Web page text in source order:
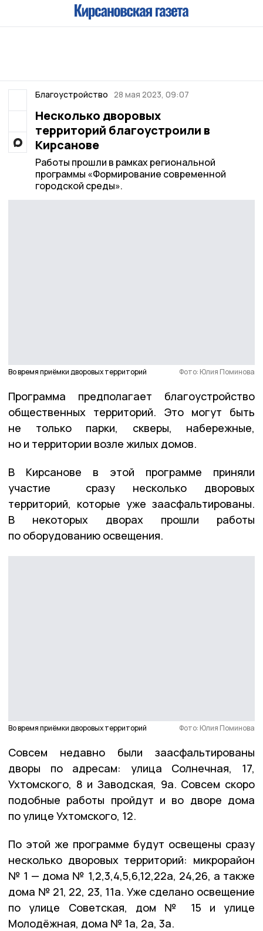
Благоустройство 28 мая 2023, 09:07
Несколько дворовых
территорий благоустроили в
Кирсанове
Работы прошли в рамках региональной
программы «Формирование современной
городской среды».
Во время приёмки дворовых территорий Фото: Юлия Поминова
Программа предполагает благоустройство
общественных территорий. Это могут быть
не только парки, скверы, набережные,
но и территории возле жилых домов.
В Кирсанове в этой программе приняли
участие сразу несколько дворовых
территорий, которые уже заасфальтированы.
В некоторых дворах прошли работы
по оборудованию освещения.
Во время приёмки дворовых территорий Фото: Юлия Поминова
Совсем недавно были заасфальтированы
дворы по адресам: улица Солнечная, 17,
Ухтомского, 8 и Заводская, 9а. Совсем скоро
подобные работы пройдут и во дворе дома
по улице Ухтомского, 12.
По этой же программе будут освещены сразу
несколько дворовых территорий: микрорайон
№ 1 — дома № 1,2,3,4,5,6,12,22а, 24,26, а также
дома № 21, 22, 23, 11а. Уже сделано освещение
по улице Советская, дом № 15 и улице
Молодёжная, дома № 1а, 2а, 3а.